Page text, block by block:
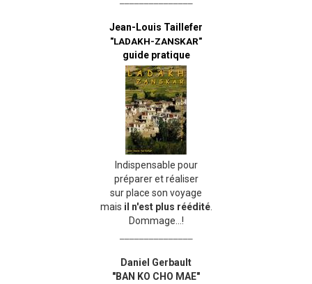
Jean-Louis Taillefer
"LADAKH-ZANSKAR"
guide pratique
Indispensable pour
préparer et réaliser
sur place son voyage
mais il n'est plus réédité.
Dommage...!
Daniel Gerbault
"BAN KO CHO MAE"